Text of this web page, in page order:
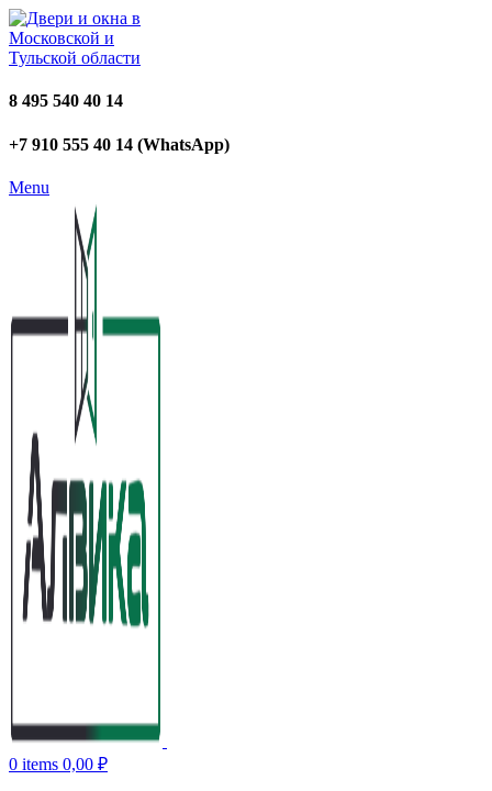
8 495 540 40 14
+7 910 555 40 14 (WhatsApp)
Menu
0 items 0,00 ₽